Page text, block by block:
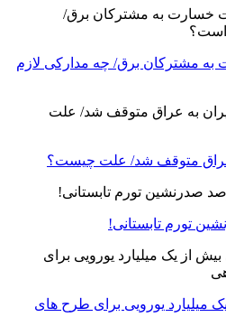
به مشترکان برق/ چه مدارکی لازم
عراق متوقف شد/ علت چیست؟
میلیارد یورویی برای طرح های